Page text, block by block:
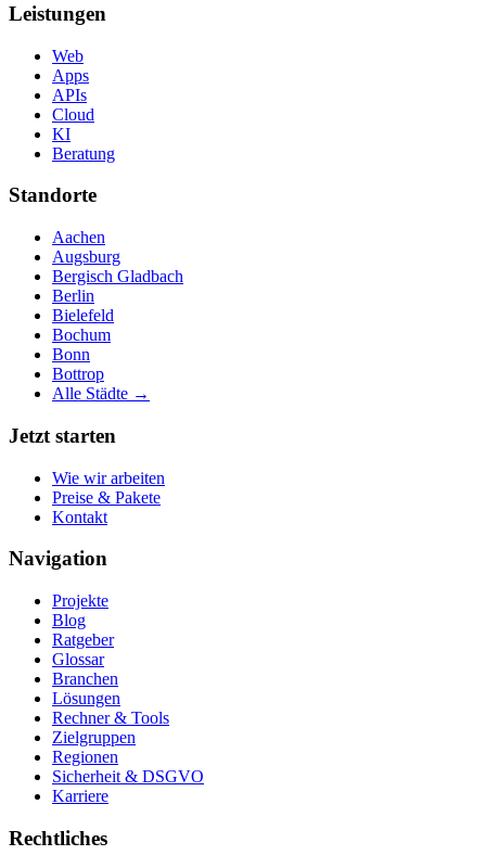
Leistungen
Web
Apps
APIs
Cloud
KI
Beratung
Standorte
Aachen
Augsburg
Bergisch Gladbach
Berlin
Bielefeld
Bochum
Bonn
Bottrop
Alle Städte →
Jetzt starten
Wie wir arbeiten
Preise & Pakete
Kontakt
Navigation
Projekte
Blog
Ratgeber
Glossar
Branchen
Lösungen
Rechner & Tools
Zielgruppen
Regionen
Sicherheit & DSGVO
Karriere
Rechtliches